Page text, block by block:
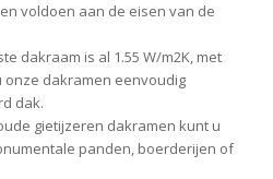
voldoen aan de eisen van de
dakraam is al 1.55 W/m2K, met
dakramen eenvoudig
dak.
gietijzeren dakramen kunt u
panden, boerderijen of